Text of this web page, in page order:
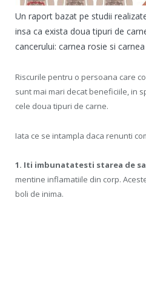
Un raport bazat pe studii
insa ca exista doua tipuri de
cancerului: carnea rosie si
Riscurile pentru o persoana care
sunt mai mari decat beneficiile, in
cele doua tipuri de carne.
Iata ce se intampla daca renunti
1. Iti imbunatatesti starea de
mentine inflamatiile din corp.
boli de inima.